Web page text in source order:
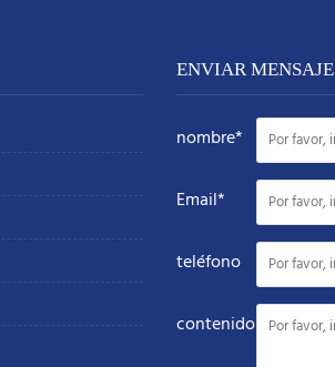
ENVIAR MENSAJE
nombre*
Email*
teléfono
contenido